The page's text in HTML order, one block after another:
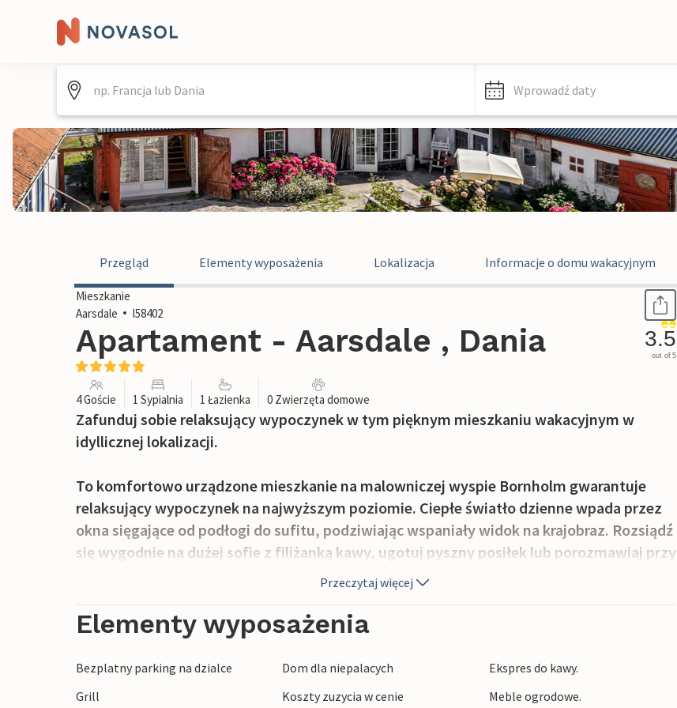
Wprowadź daty
Przegląd Elementy wyposażenia Lokalizacja Informacje o domu wakacyjnym
Mieszkanie
Aarsdale
I58402
Apartament - Aarsdale , Dania 3.5
out of 5
4 Goście 1 Sypialnia 1 Łazienka 0 Zwierzęta domowe
Zafunduj sobie relaksujący wypoczynek w tym pięknym mieszkaniu wakacyjnym w
idyllicznej lokalizacji.
To komfortowo urządzone mieszkanie na malowniczej wyspie Bornholm gwarantuje
relaksujący wypoczynek na najwyższym poziomie. Ciepłe światło dzienne wpada przez
okna sięgające od podłogi do sufitu, podziwiając wspaniały widok na krajobraz. Rozsiądź
się wygodnie na dużej sofie z filiżanką kawy, ugotuj pyszny posiłek lub porozmawiaj przy
Zielony ogród zachęca do odpoczynku o każdej porze dnia. Wyjdź rano na słoneczny taras
i ciesz się świeżością natury. Zjedz śniadanie w ciszy i spokoju i zanurz się w dobrej
książce, podczas gdy dzieci odkryją dla siebie domek do zabawy i piaskownicę.
Przeczytaj więcej
Elementy wyposażenia
Bezplatny parking na dzialce Dom dla niepalacych
Ekspres do kawy.
Grill
Koszty zuzycia w cenie
Meble ogrodowe.